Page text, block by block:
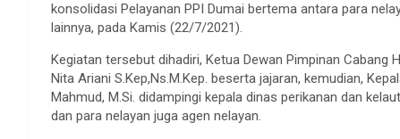
konsolidasi Pelayanan PPI Dumai bertema antara para
lainnya, pada Kamis (22/7/2021).
Kegiatan tersebut dihadiri, Ketua Dewan Pimpinan Cabang
Nita Ariani S.Kep,Ns.M.Kep. beserta jajaran, kemudian,
Mahmud, M.Si. didampingi kepala dinas perikanan dan
dan para nelayan juga agen nelayan.